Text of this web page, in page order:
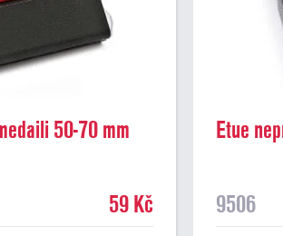
50-70 mm
59 Kč
Etue
9506